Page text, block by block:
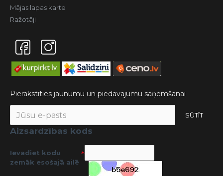
Mājas lapas karte
Ražotāji
Pierakstīties jaunumu un piedāvājumu saņemšanai
SŪTĪT
Aizsardzības kods
Ievadiet kodu
zemāk esošajā ailē